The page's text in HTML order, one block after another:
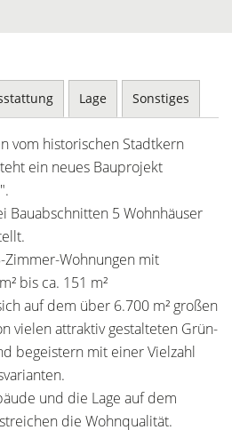
Lage Sonstiges
vom historischen Stadtkern
ein neues Bauprojekt
Bauabschnitten 5 Wohnhäuser
Wohnungen mit
bis ca. 151 m²
auf dem über 6.700 m² großen
vielen attraktiv gestalteten Grün-
begeistern mit einer Vielzahl
und die Lage auf dem
die Wohnqualität.